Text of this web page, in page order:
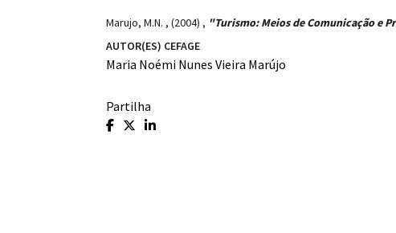
Marujo, M.N. , (2004) , "Turismo: Meios de Comunicação e
AUTOR(ES) CEFAGE
Maria Noémi Nunes Vieira Marújo
Partilha